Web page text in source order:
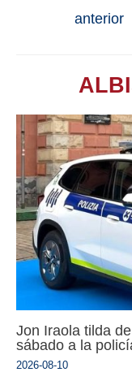
anterior
Jon Iraola tilda
sábado a la
2026-08-10